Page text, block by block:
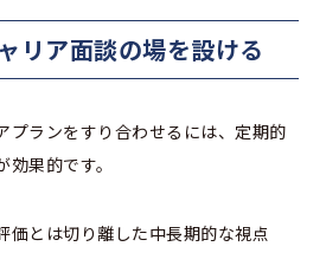
リア面談の場を設ける
プランをすり合わせるには、定期的
果的です。
価とは切り離した中長期的な視点